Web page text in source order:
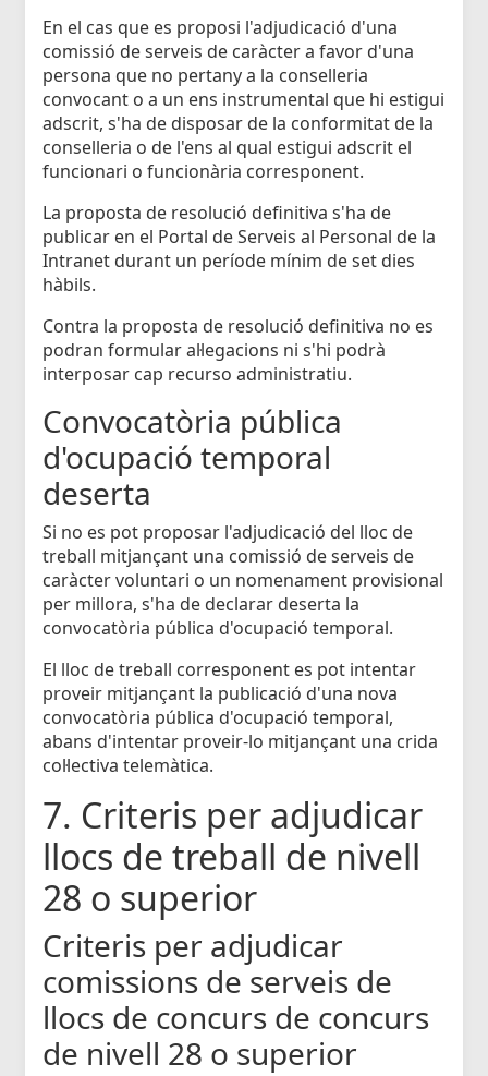
En el cas que es proposi l'adjudicació d'una
comissió de serveis de caràcter a favor d'una
persona que no pertany a la conselleria
convocant o a un ens instrumental que hi estigui
adscrit, s'ha de disposar de la conformitat de la
conselleria o de l'ens al qual estigui adscrit el
funcionari o funcionària corresponent.
La proposta de resolució definitiva s'ha de
publicar en el Portal de Serveis al Personal de la
Intranet durant un període mínim de set dies
hàbils.
Contra la proposta de resolució definitiva no es
podran formular al·legacions ni s'hi podrà
interposar cap recurso administratiu.
Convocatòria pública
d'ocupació temporal
deserta
Si no es pot proposar l'adjudicació del lloc de
treball mitjançant una comissió de serveis de
caràcter voluntari o un nomenament provisional
per millora, s'ha de declarar deserta la
convocatòria pública d'ocupació temporal.
El lloc de treball corresponent es pot intentar
proveir mitjançant la publicació d'una nova
convocatòria pública d'ocupació temporal,
abans d'intentar proveir-lo mitjançant una crida
col·lectiva telemàtica.
7. Criteris per adjudicar
llocs de treball de nivell
28 o superior
Criteris per adjudicar
comissions de serveis de
llocs de concurs de concurs
de nivell 28 o superior